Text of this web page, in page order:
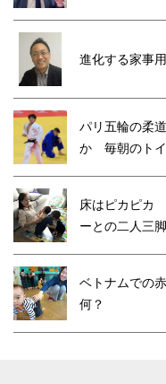
進化する家事
パリ五輪の柔
か 毎朝のトイ
床はピカピカ
ーとの二人三
ベトナムでの
何？